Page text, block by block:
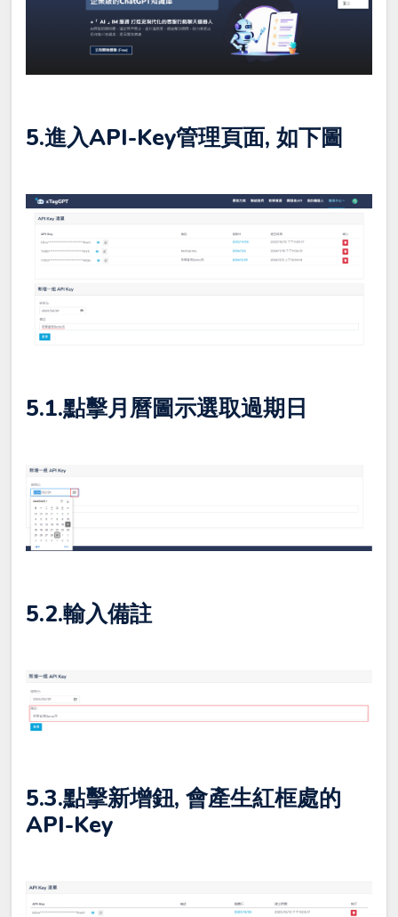
5.進入API-Key管理頁面, 如下圖
5.1.點擊月曆圖示選取過期日
5.2.輸入備註
5.3.點擊新增鈕, 會產生紅框處的
API-Key